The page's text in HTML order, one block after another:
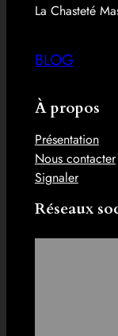
La Chasteté
BLOG
À propos
Présentation
Nous contacter
Signaler
Réseaux